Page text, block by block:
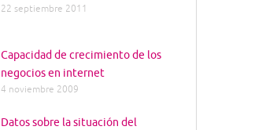
22 septiembre 2011
Capacidad de crecimiento de los
negocios en internet
4 noviembre 2009
Datos sobre la situación del